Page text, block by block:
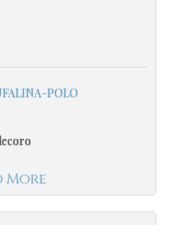
More